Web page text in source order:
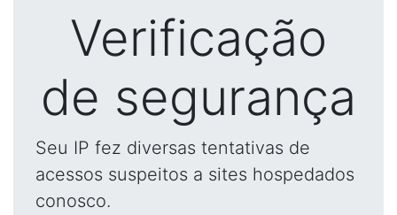
Verificação
de segurança
Seu IP fez diversas tentativas de
acessos suspeitos a sites hospedados
conosco.